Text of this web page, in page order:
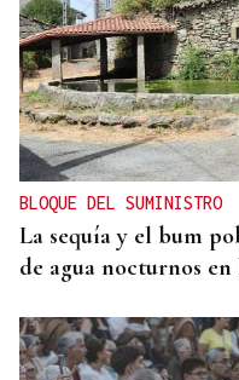
BLOQUE DEL SUMINISTRO
La sequía y el bum
de agua nocturnos